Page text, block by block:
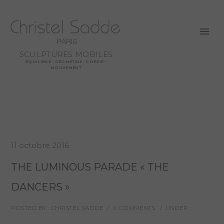
SCULPTURES MOBILES
ÉQUILIBRE - GÉOMÉTRIE - POÉSIE -
MOUVEMENT
11 octobre 2016
THE LUMINOUS PARADE « THE
DANCERS »
POSTED BY : CHRISTEL SADDE 0 COMMENTS UNDER :